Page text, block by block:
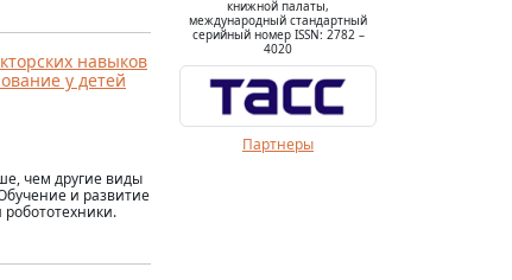
навыков
у детей
чем другие виды
и развитие
книжной палаты,
международный стандартный
серийный номер ISSN: 2782 –
4020
Партнеры